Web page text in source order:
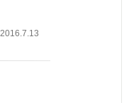
2016.7.13